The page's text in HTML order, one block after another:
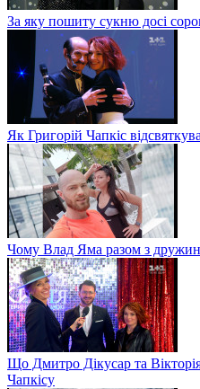
За яку пошиту сукню досі
Як Григорій Чапкіс
Чому Влад Яма разом з
Що Дмитро Дікусар та
Чапкісу